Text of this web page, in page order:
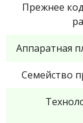
Прежнее
Аппаратная
Семейство